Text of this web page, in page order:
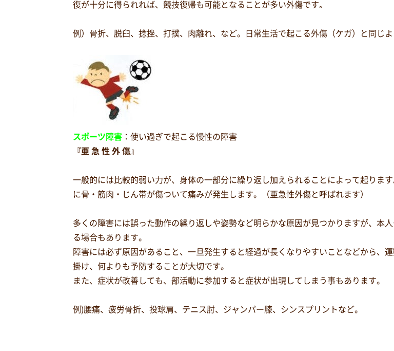
復が十分に得られれば、競技復帰も可能となることが多い外傷です｡
例）骨折、脱臼、捻挫、打撲、肉離れ、など。日常生活で起こる外傷（ケガ）と同じよ
スポーツ障害 ：使い過ぎで起こる慢性の障害
『亜 急 性 外 傷』
一般的には比較的弱い力が、身体の一部分に繰り返し加えられることによって起りま
に骨・筋肉・じん帯が傷ついて痛みが発生します。（亜急性外傷と呼ばれます）
多くの障害には誤った動作の繰り返しや姿勢など明らかな原因が見つかりますが、本
る場合もあります。
障害には必ず原因があること、一旦発生すると経過が長くなりやすいことなどから、
掛け、何よりも予防することが大切です。
また、症状が改善しても、部活動に参加すると症状が出現してしまう事もあります。
例)腰痛、疲労骨折、投球肩、テニス肘、ジャンパー膝、シンスプリントなど。